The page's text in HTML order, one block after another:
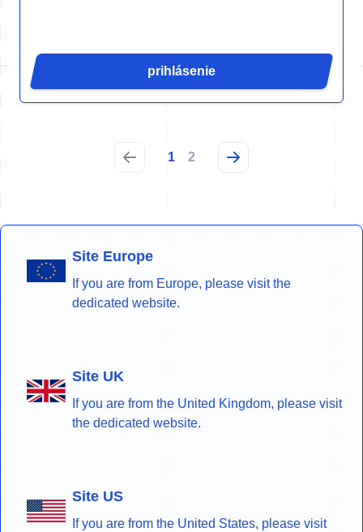
prihlásenie
1 2
Site Europe
If you are from Europe, please visit the
dedicated website.
Site UK
If you are from the United Kingdom, please visit
the dedicated website.
Site US
If you are from the United States, please visit